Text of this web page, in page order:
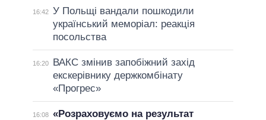
16:42 У Польщі вандали пошкодили
український меморіал: реакція
посольства
16:20
ВАКС змінив запобіжний захід
екскерівнику держкомбінату
«Прогрес»
16:08 «Розраховуємо на результат